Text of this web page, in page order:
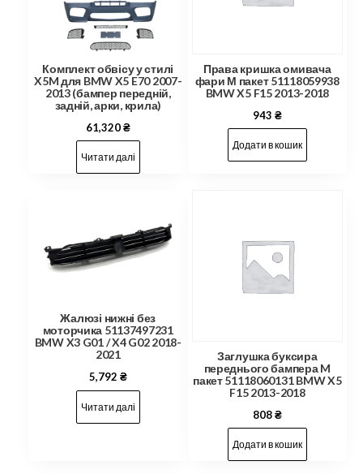
Комплект обвісу у стилі
X5M для BMW X5 E70 2007-
2013 (бампер передній,
задній, арки, крила)
61,320₴
Читати далі
Права кришка омивача
фари М пакет 51118059938
BMW X5 F15 2013-2018
943 ₴
Додати в кошик
Жалюзі нижні без
моторчика 51137497231
BMW X3 G01 / X4 G02 2018-
2021
5,792 ₴
Читати далі
Заглушка буксира
переднього бампера M
пакет 51118060131 BMW X5
F15 2013-2018
808₴
Додати в кошик